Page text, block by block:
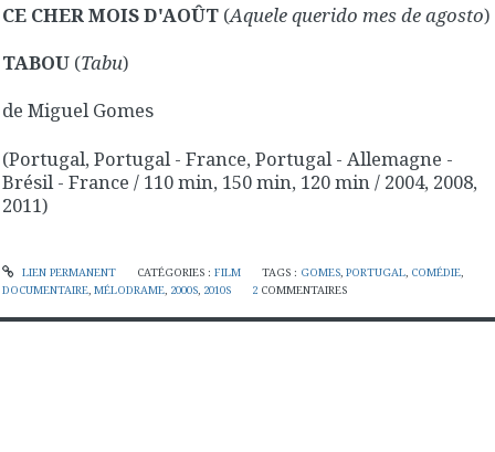
CE CHER MOIS D'AOÛT (Aquele querido mes de agosto)
TABOU (Tabu)
de Miguel Gomes
(Portugal, Portugal - France, Portugal - Allemagne -
Brésil - France / 110 min, 150 min, 120 min / 2004, 2008,
2011)
LIEN PERMANENT CATÉGORIES : FILM TAGS : GOMES,PORTUGAL, COMÉDIE,
DOCUMENTAIRE, MÉLODRAME, 2000S, 2010S 2 COMMENTAIRES